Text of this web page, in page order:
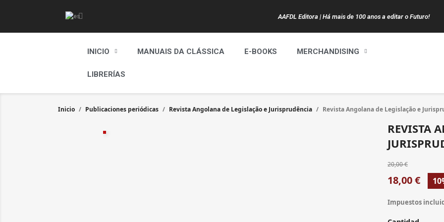
AAFDL Editora | Há mais de 100 anos a editar o Futuro!
INICIO MANUAIS DA CLÁSSICA E-BOOKS MERCHANDISING
LIBRERÍAS
Inicio Publicaciones periódicas Revista Angolana de Legislação e Jurisprudência Revista Angolana de Legislação e
REVISTA
20,00 €
18,00 €
Impuestos